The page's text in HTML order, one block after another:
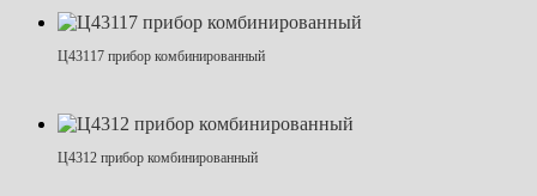
Ц43117 прибор комбинированный
Ц4312 прибор комбинированный